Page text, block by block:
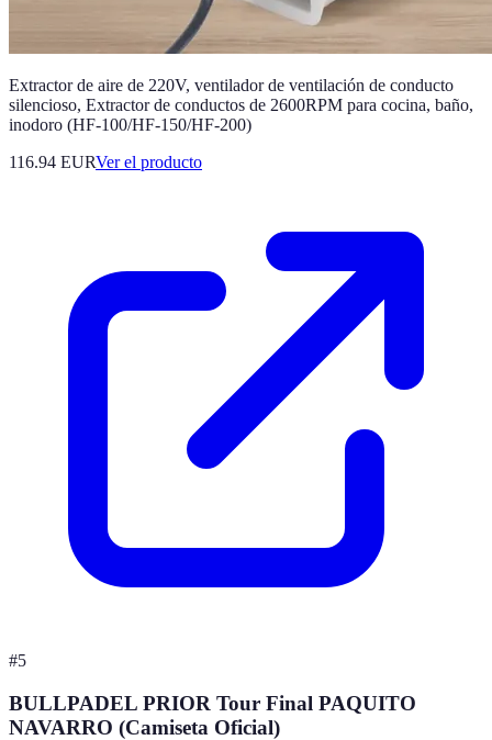
Extractor de aire de 220V, ventilador de ventilación de conducto
silencioso, Extractor de conductos de 2600RPM para cocina, baño,
inodoro (HF-100/HF-150/HF-200)
116.94 EURVer el producto
#5
BULLPADEL PRIOR Tour Final PAQUITO
NAVARRO (Camiseta Oficial)